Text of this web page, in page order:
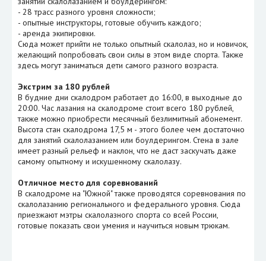
- 28 трасс разного уровня сложности;
- опытные инструкторы, готовые обучить каждого;
- аренда экипировки.
Сюда может прийти не только опытный скалолаз, но и новичок,
желающий попробовать свои силы в этом виде спорта. Также
здесь могут заниматься дети самого разного возраста.
Экстрим за 180 рублей
В будние дни скалодром работает до 16:00, в выходные до
20:00. Час лазания на скалодроме стоит всего 180 рублей,
также можно приобрести месячный безлимитный абонемент.
Высота стан скалодрома 17,5 м - этого более чем достаточно
для занятий скалолазанием или боулдерингом. Стена в зале
имеет разный рельеф и наклон, что не даст заскучать даже
самому опытному и искушенному скалолазу.
Отличное место для соревнований
В скалодроме на "Южной" также проводятся соревнования по
скалолазанию регионального и федерального уровня. Сюда
приезжают мэтры скалолазного спорта со всей России,
готовые показать свои умения и научиться новым трюкам.